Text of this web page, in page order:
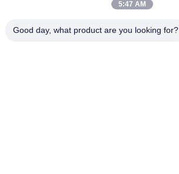
5:47 AM
Good day, what product are you looking for?